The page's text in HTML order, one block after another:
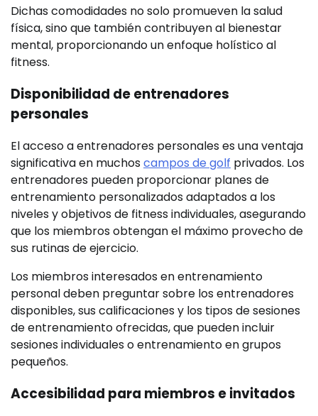
Dichas comodidades no solo promueven la salud
física, sino que también contribuyen al bienestar
mental, proporcionando un enfoque holístico al
fitness.
Disponibilidad de entrenadores
personales
El acceso a entrenadores personales es una ventaja
significativa en muchoscampos de golf privados. Los
entrenadores pueden proporcionar planes de
entrenamiento personalizados adaptados a los
niveles y objetivos de fitness individuales, asegurando
que los miembros obtengan el máximo provecho de
sus rutinas de ejercicio.
Los miembros interesados en entrenamiento
personal deben preguntar sobre los entrenadores
disponibles, sus calificaciones y los tipos de sesiones
de entrenamiento ofrecidas, que pueden incluir
sesiones individuales o entrenamiento en grupos
pequeños.
Accesibilidad para miembros e invitados